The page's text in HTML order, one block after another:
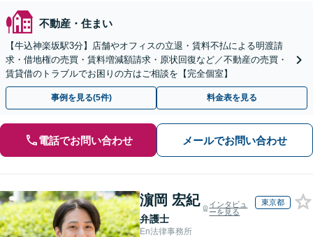
不動産・住まい
【牛込神楽坂駅3分】店舗やオフィスの立退・賃料不払による明渡請
求・借地権の売買・賃料増減額請求・原状回復など／不動産の売買・
賃貸借のトラブルでお困りの方はご相談を【完全個室】
事例を見る(5件) 料金表を見る
電話でお問い合わせ メールでお問い合わせ
濵岡 宏紀
弁護士
インタビュ
ーを見る
東京都
En法律事務所